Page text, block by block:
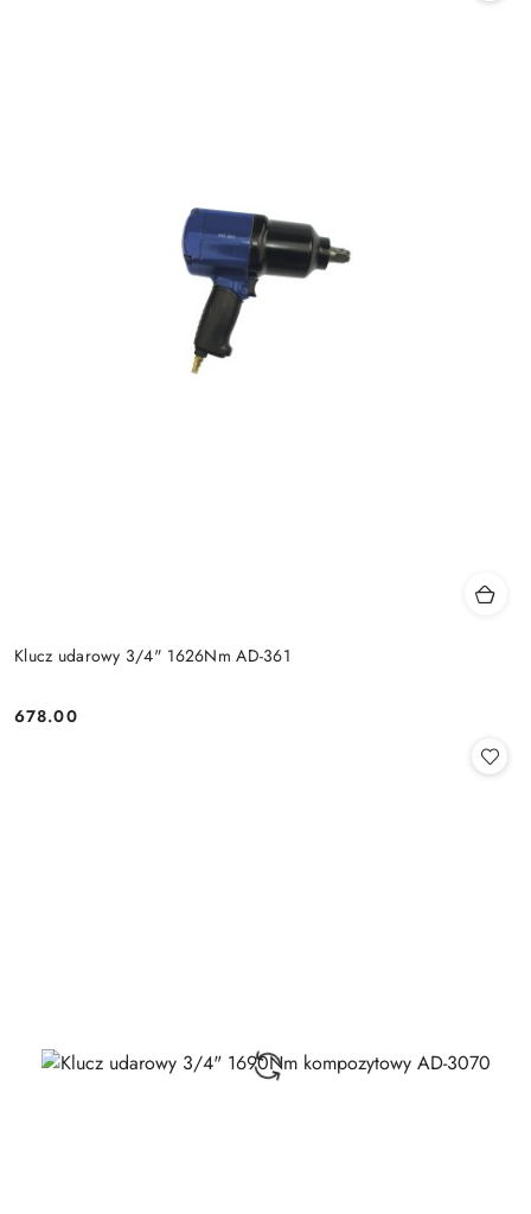
Klucz udarowy 3/4" 1626Nm AD-361
Cena:
678.00